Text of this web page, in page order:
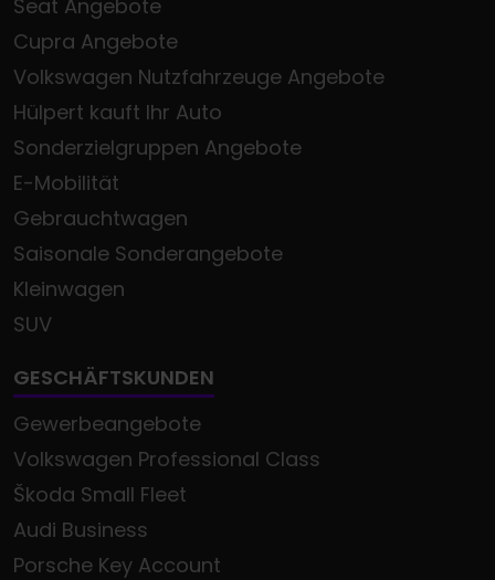
Seat Angebote
Cupra Angebote
Volkswagen Nutzfahrzeuge Angebote
Hülpert kauft Ihr Auto
Sonderzielgruppen Angebote
E-Mobilität
Gebrauchtwagen
Saisonale Sonderangebote
Kleinwagen
SUV
GESCHÄFTSKUNDEN
Gewerbeangebote
Volkswagen Professional Class
Škoda Small Fleet
Audi Business
Porsche Key Account